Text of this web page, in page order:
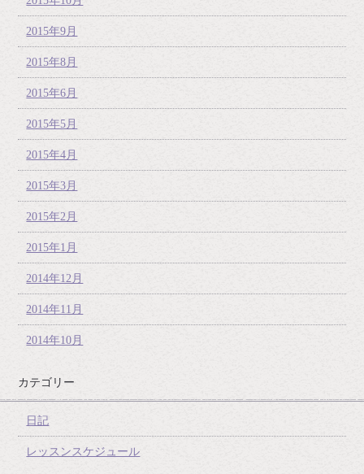
2015年9月
2015年8月
2015年6月
2015年5月
2015年4月
2015年3月
2015年2月
2015年1月
2014年12月
2014年11月
2014年10月
カテゴリー
日記
レッスンスケジュール